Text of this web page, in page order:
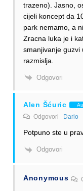
trazeno). Jasno,
cijeli koncept da
park nemamo, a
Zracna luka je i
smanjivanje guzvi
razmislja.
Odgovori
Alen Šćuric
Odgovori Dario
Potpuno ste u
Odgovori
Anonymous